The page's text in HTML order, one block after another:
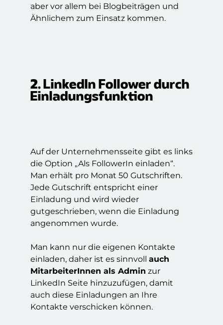
aber vor allem bei Blogbeiträgen und
Ähnlichem zum Einsatz kommen.
2. LinkedIn Follower durch
Einladungsfunktion
Auf der Unternehmensseite gibt es links
die Option „Als FollowerIn einladen“.
Man erhält pro Monat 50 Gutschriften.
Jede Gutschrift entspricht einer
Einladung und wird wieder
gutgeschrieben, wenn die Einladung
angenommen wurde.
Man kann nur die eigenen Kontakte
einladen, daher ist es sinnvoll auch
MitarbeiterInnen als Admin zur
LinkedIn Seite hinzuzufügen, damit
auch diese Einladungen an Ihre
Kontakte verschicken können.